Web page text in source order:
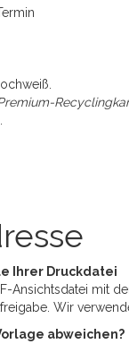
Ihrer Druckdatei
Ansichtsdatei mit
Wir
abweichen?